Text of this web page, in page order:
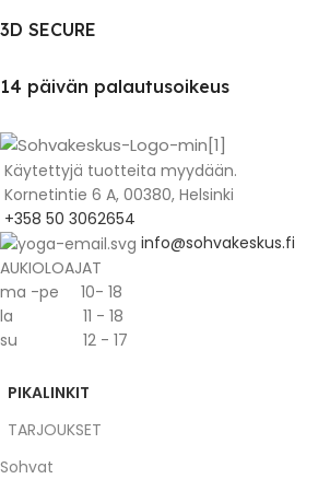
3D SECURE
14 päivän palautusoikeus
Käytettyjä tuotteita myydään.
Kornetintie 6 A, 00380, Helsinki
+358 50 3062654
info@sohvakeskus.fi
AUKIOLOAJAT
ma -pe 10- 18
la 11 - 18
su 12 - 17
PIKALINKIT
TARJOUKSET
Sohvat